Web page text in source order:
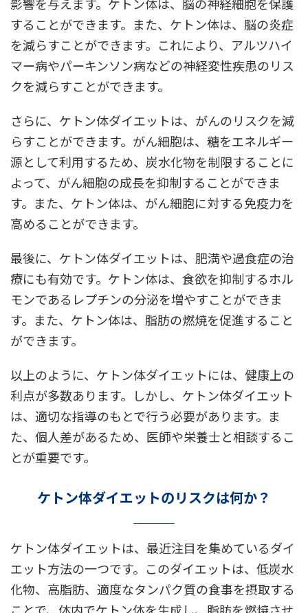
することができます。また、ケトン体は、脳の炎症
を減らすことができます。これにより、アルツハイ
マー病やパーキンソン病などの神経変性疾患のリス
クを減らすことができます。
さらに、ケトン体ダイエットは、がんのリスクを減
らすことができます。がん細胞は、糖をエネルギー
源として利用するため、炭水化物を制限することに
よって、がん細胞の成長を抑制することができま
す。また、ケトン体は、がん細胞に対する免疫力を
高めることができます。
最後に、ケトン体ダイエットは、肥満や過食症の治
療にも有効です。ケトン体は、食欲を抑制するホル
モンであるレプチンの分泌を増やすことができま
す。また、ケトン体は、脂肪の燃焼を促進すること
ができます。
以上のように、ケトン体ダイエットには、健康上の
利点が多数あります。しかし、ケトン体ダイエット
は、適切な指導のもとで行う必要があります。ま
た、個人差があるため、医師や栄養士と相談するこ
とが重要です。
ケトン体ダイエットのリスクは何か？
ケトン体ダイエットは、最近注目を集めているダイ
エット方法の一つです。このダイエットは、低炭水
化物、高脂肪、適度なタンパク質の食事を摂取する